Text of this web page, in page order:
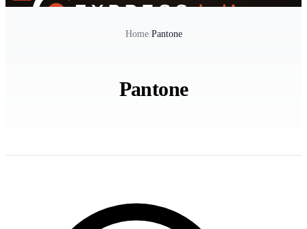
Home/Pantone
Pantone